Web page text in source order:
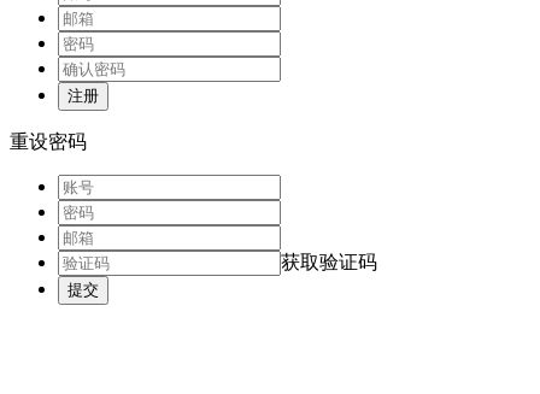
注册
重设密码
获取验证码
提交